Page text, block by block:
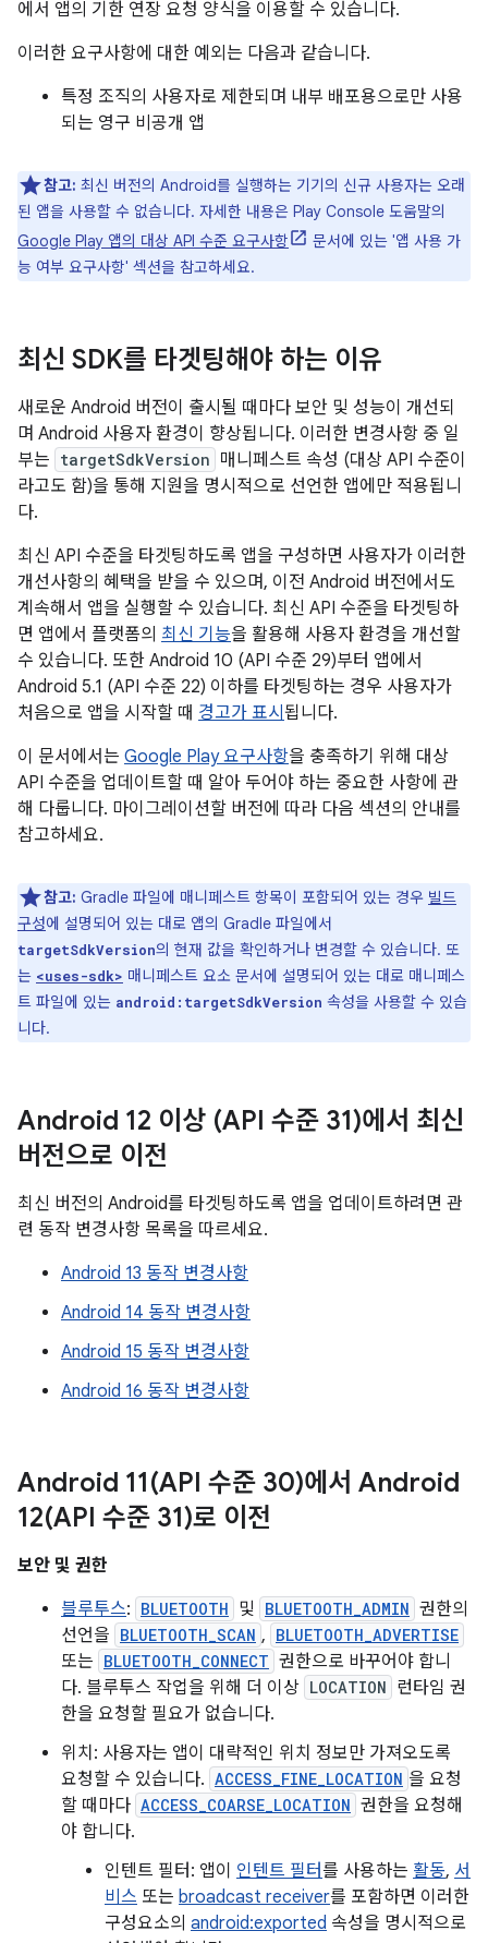
에서 앱의 기한 연장 요청 양식을 이용할 수 있습니다.
이러한 요구사항에 대한 예외는 다음과 같습니다.
특정 조직의 사용자로 제한되며 내부 배포용으로만 사용
되는 영구 비공개 앱
참고: 최신 버전의 Android를 실행하는 기기의 신규 사용자는 오래
된 앱을 사용할 수 없습니다. 자세한 내용은 Play Console 도움말의
Google Play 앱의 대상 API 수준 요구사항
문서에 있는 '앱 사용 가
능 여부 요구사항' 섹션을 참고하세요.
최신 SDK를 타겟팅해야 하는 이유
새로운 Android 버전이 출시될 때마다 보안 및 성능이 개선되
며 Android 사용자 환경이 향상됩니다. 이러한 변경사항 중 일
부는 targetSdkVersion 매니페스트 속성 (대상 API 수준이
라고도 함)을 통해 지원을 명시적으로 선언한 앱에만 적용됩니
다.
최신 API 수준을 타겟팅하도록 앱을 구성하면 사용자가 이러한
개선사항의 혜택을 받을 수 있으며, 이전 Android 버전에서도
계속해서 앱을 실행할 수 있습니다. 최신 API 수준을 타겟팅하
면 앱에서 플랫폼의 최신 기능을 활용해 사용자 환경을 개선할
수 있습니다. 또한 Android 10 (API 수준 29)부터 앱에서
Android 5.1 (API 수준 22) 이하를 타겟팅하는 경우 사용자가
처음으로 앱을 시작할 때 경고가 표시 됩니다.
이 문서에서는 Google Play 요구사항을 충족하기 위해 대상
API 수준을 업데이트할 때 알아 두어야 하는 중요한 사항에 관
해 다룹니다. 마이그레이션할 버전에 따라 다음 섹션의 안내를
참고하세요.
참고: Gradle 파일에 매니페스트 항목이 포함되어 있는 경우 빌드
구성에 설명되어 있는 대로 앱의 Gradle 파일에서
targetSdkVersion의 현재 값을 확인하거나 변경할 수 있습니다. 또
는 <uses-sdk> 매니페스트 요소 문서에 설명되어 있는 대로 매니페스
트 파일에 있는 android:targetSdkVersion 속성을 사용할 수 있습
니다.
Android 12 이상 (API 수준 31)에서 최신
버전으로 이전
최신 버전의 Android를 타겟팅하도록 앱을 업데이트하려면 관
련 동작 변경사항 목록을 따르세요.
Android 13 동작 변경사항
Android 14 동작 변경사항
Android 15 동작 변경사항
Android 16 동작 변경사항
Android 11(API 수준 30)에서 Android
12(API 수준 31)로 이전
보안 및 권한
블루투스: BLUETOOTH 및 BLUETOOTH_ADMIN 권한의
선언을 BLUETOOTH_SCAN , BLUETOOTH_ADVERTISE
또는 BLUETOOTH_CONNECT 권한으로 바꾸어야 합니
다. 블루투스 작업을 위해 더 이상 LOCATION 런타임 권
한을 요청할 필요가 없습니다.
위치: 사용자는 앱이 대략적인 위치 정보만 가져오도록
요청할 수 있습니다. ACCESS_FINE_LOCATION 을 요청
할 때마다 ACCESS_COARSE_LOCATION 권한을 요청해
야 합니다.
인텐트 필터: 앱이 인텐트 필터를 사용하는 활동, 서
비스 또는 broadcast receiver를 포함하면 이러한
구성요소의 android:exported 속성을 명시적으로